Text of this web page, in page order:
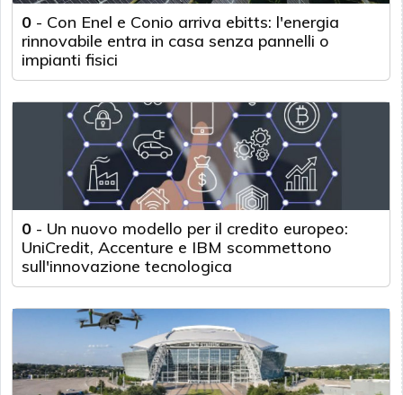
0 - Con Enel e Conio arriva ebitts: l'energia
rinnovabile entra in casa senza pannelli o
impianti fisici
0 - Un nuovo modello per il credito europeo:
UniCredit, Accenture e IBM scommettono
sull'innovazione tecnologica